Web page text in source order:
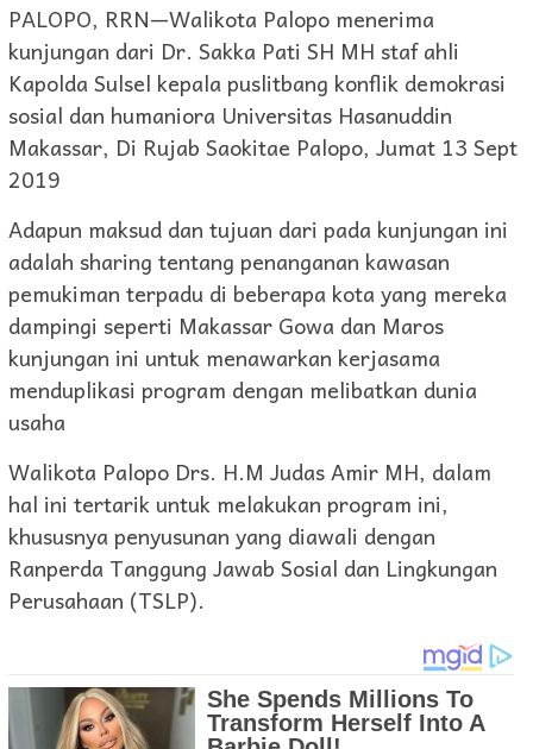
PALOPO, RRN—Walikota Palopo menerima
kunjungan dari Dr. Sakka Pati SH MH staf ahli
Kapolda Sulsel kepala puslitbang konflik demokrasi
sosial dan humaniora Universitas Hasanuddin
Makassar, Di Rujab Saokitae Palopo, Jumat 13 Sept
2019
Adapun maksud dan tujuan dari pada kunjungan ini
adalah sharing tentang penanganan kawasan
pemukiman terpadu di beberapa kota yang mereka
dampingi seperti Makassar Gowa dan Maros
kunjungan ini untuk menawarkan kerjasama
menduplikasi program dengan melibatkan dunia
usaha
Walikota Palopo Drs. H.M Judas Amir MH, dalam
hal ini tertarik untuk melakukan program ini,
khususnya penyusunan yang diawali dengan
Ranperda Tanggung Jawab Sosial dan Lingkungan
Perusahaan (TSLP).